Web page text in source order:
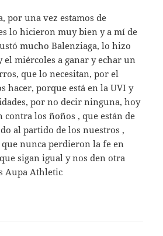
por una vez estamos de
lo hicieron muy bien y a mí de
mucho Balenziaga, lo hizo
el miércoles a ganar y echar un
que lo necesitan, por el
hacer, porque está en la UVI y
por no decir ninguna, hoy
contra los ñoños , que están de
al partido de los nuestros ,
nunca perdieron la fe en
sigan igual y nos den otra
Aupa Athletic